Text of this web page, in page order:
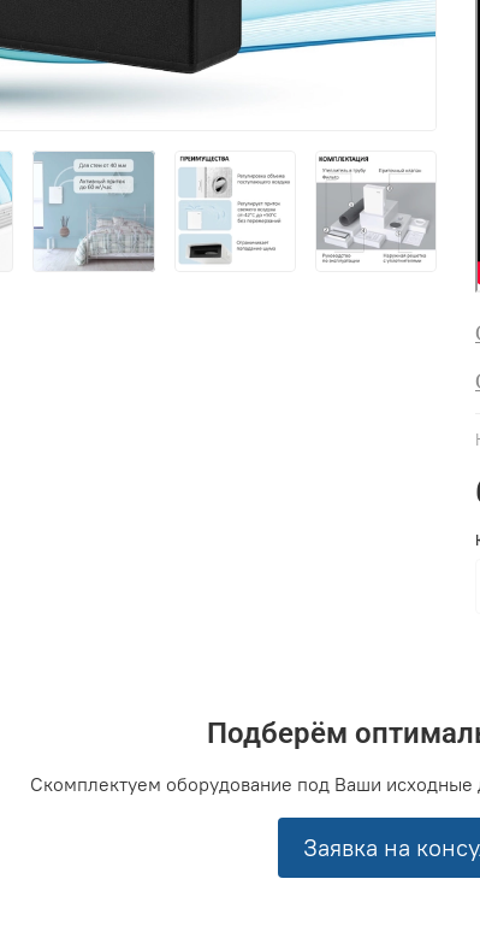
Подберём
Скомплектуем оборудование под Ваши
Заявка на